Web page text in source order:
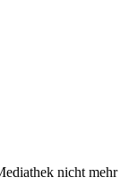
nicht mehr